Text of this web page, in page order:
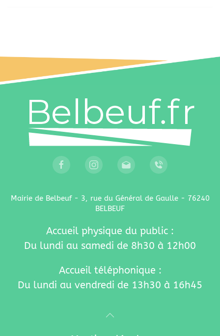
Mairie de Belbeuf - 3, rue du Général de Gaulle - 76240
BELBEUF
Accueil physique du public :
Du lundi au samedi de 8h30 à 12h00
Accueil téléphonique :
Du lundi au vendredi de 13h30 à 16h45